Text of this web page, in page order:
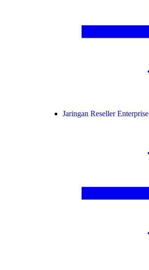
Jaringan Reseller Enterprise